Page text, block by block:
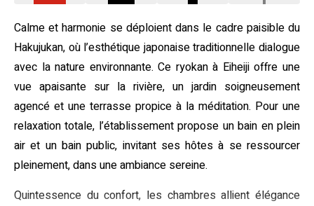
Calme et harmonie se déploient dans le cadre paisible du
Hakujukan, où l’esthétique japonaise traditionnelle dialogue
avec la nature environnante. Ce ryokan à Eiheiji offre une
vue apaisante sur la rivière, un jardin soigneusement
agencé et une terrasse propice à la méditation. Pour une
relaxation totale, l’établissement propose un bain en plein
air et un bain public, invitant ses hôtes à se ressourcer
pleinement, dans une ambiance sereine.
Quintessence du confort, les chambres allient élégance